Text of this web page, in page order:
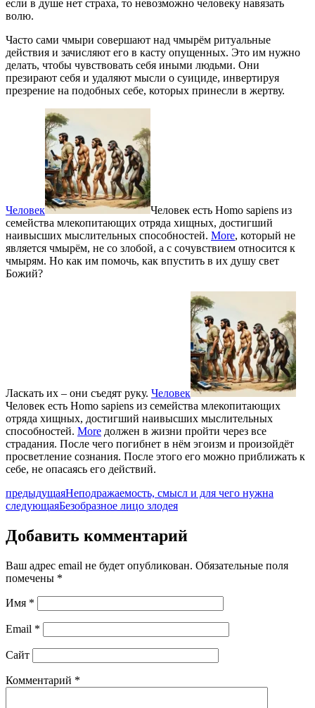
если в душе нет страха, то невозможно человеку навязать
волю.
Часто сами чмыри совершают над чмырём ритуальные
действия и зачисляют его в касту опущенных. Это им нужно
делать, чтобы чувствовать себя иными людьми. Они
презирают себя и удаляют мысли о суициде, инвертируя
презрение на подобных себе, которых принесли в жертву.
Человек
Человек есть Homo sapiens из
семейства млекопитающих отряда хищных, достигший
наивысших мыслительных способностей. More, который не
является чмырём, не со злобой, а с сочувствием относится к
чмырям. Но как им помочь, как впустить в их душу свет
Божий?
Ласкать их – они съедят руку. Человек
Человек есть Homo sapiens из семейства млекопитающих
отряда хищных, достигший наивысших мыслительных
способностей. More должен в жизни пройти через все
страдания. После чего погибнет в нём эгоизм и произойдёт
просветление сознания. После этого его можно приближать к
себе, не опасаясь его действий.
предыдущаяНеподражаемость, смысл и для чего нужна
следующаяБезобразное лицо злодея
Добавить комментарий
Ваш адрес email не будет опубликован. Обязательные поля
помечены *
Имя *
Email *
Сайт
Комментарий *